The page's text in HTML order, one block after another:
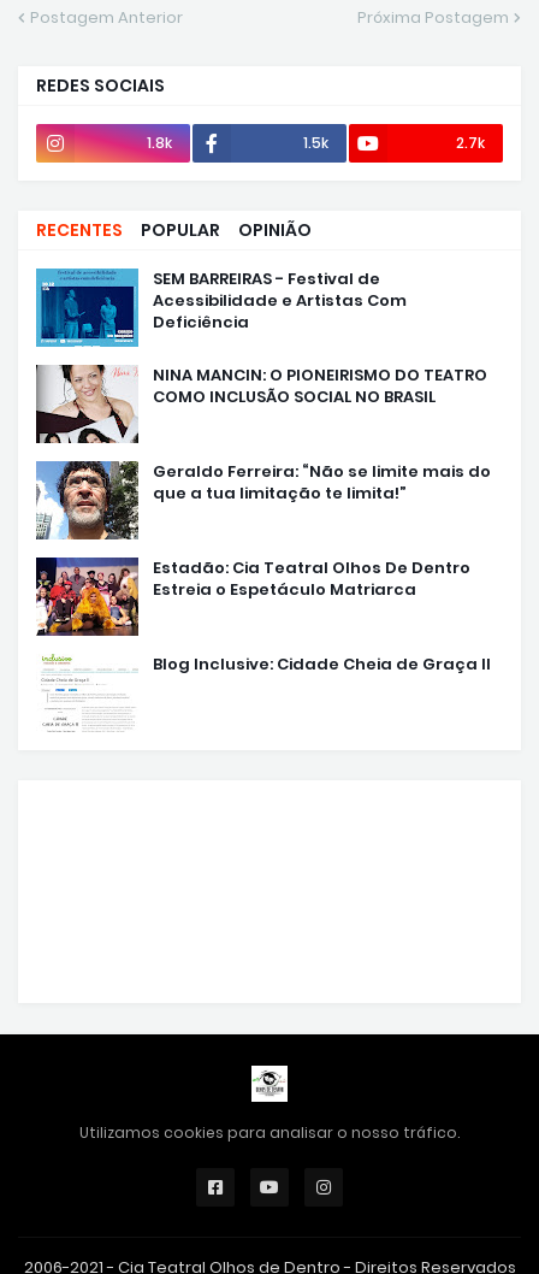
Postagem Anterior Próxima Postagem
REDES SOCIAIS
1.8k 1.5k 2.7k
RECENTES POPULAR OPINIÃO
SEM BARREIRAS - Festival de
Acessibilidade e Artistas Com
Deficiência
NINA MANCIN: O PIONEIRISMO DO TEATRO
COMO INCLUSÃO SOCIAL NO BRASIL
Geraldo Ferreira: “Não se limite mais do
que a tua limitação te limita!”
Estadão: Cia Teatral Olhos De Dentro
Estreia o Espetáculo Matriarca
Blog Inclusive: Cidade Cheia de Graça II
Utilizamos cookies para analisar o nosso tráfico.
2006-2021 - Cia Teatral Olhos de Dentro - Direitos Reservados